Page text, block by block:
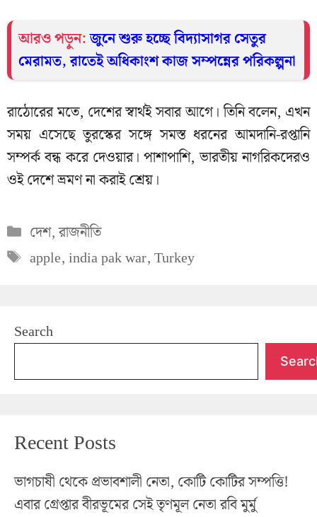
আরও পড়ুন:জুনে শুরু হচ্ছে বিদ্যাসাগর সেতুর
মেরামত, রাতেই অধিকাংশ কাজ সম্পন্নের পরিকল্পনা
রাঠোরের মতে, দেশের স্বার্থই সবার আগে। তিনি বলেন, এখন
সময় এসেছে তুরস্কের সঙ্গে সমস্ত ধরনের আমদানি-রপ্তানি
সম্পর্ক বন্ধ করে দেওয়ার। পাশাপাশি, ভারতীয় নাগরিকদেরও
ওই দেশে ভ্রমণ না করাই শ্রেয়।
Categories
দেশ,রাজনীতি
Tags
apple,india pak war,Turkey
Search
Recent Posts
ভাগচাষী থেকে প্রভাবশালী নেতা, কোটি কোটির সম্পত্তি!
এবার গ্রেপ্তার বীরভূমের সেই তৃণমূল নেতা রবি মুর্মু